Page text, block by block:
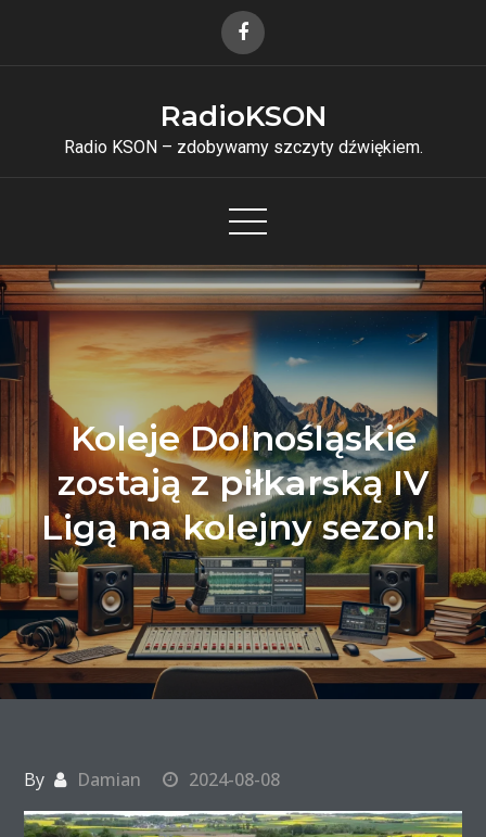
RadioKSON
Radio KSON – zdobywamy szczyty dźwiękiem.
Koleje Dolnośląskie
zostają z piłkarską IV
Ligą na kolejny sezon!
By Damian 2024-08-08